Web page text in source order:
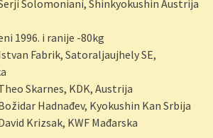
Solomoniani, Shinkyokushin Austrija
1996. i ranije -80kg
Fabrik, Satoraljaujhely SE,
Skarnes, KDK, Austrija
Hadnađev, Kyokushin Kan Srbija
Krizsak, KWF Mađarska